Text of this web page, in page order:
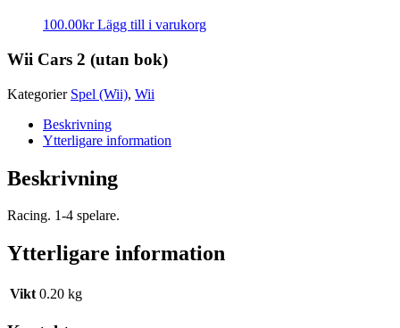
100.00kr Lägg till i varukorg
Wii Cars 2 (utan bok)
Kategorier Spel (Wii), Wii
Beskrivning
Ytterligare information
Beskrivning
Racing. 1-4 spelare.
Ytterligare information
Vikt 0.20 kg